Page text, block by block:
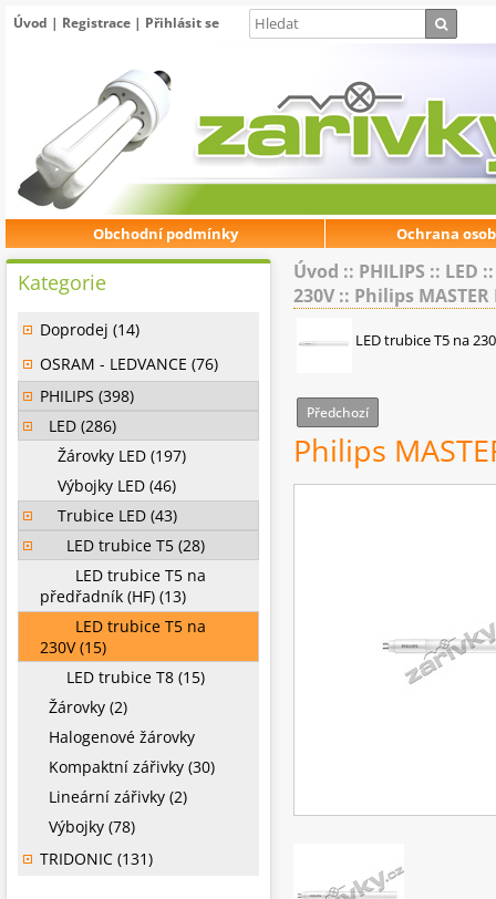
Úvod | Registrace | Přihlásit se
Obchodní podmínky Ochrana
Úvod :: PHILIPS :: LED
230V :: Philips
LED trubice T5 na
Předchozí
Philips
Kategorie
Doprodej (14)
OSRAM - LEDVANCE (76)
PHILIPS (398)
LED (286)
Žárovky LED (197)
Výbojky LED (46)
Trubice LED (43)
LED trubice T5 (28)
LED trubice T5 na
předřadník (HF) (13)
LED trubice T5 na
230V (15)
LED trubice T8 (15)
Žárovky (2)
Halogenové žárovky
Kompaktní zářivky (30)
Lineární zářivky (2)
Výbojky (78)
TRIDONIC (131)